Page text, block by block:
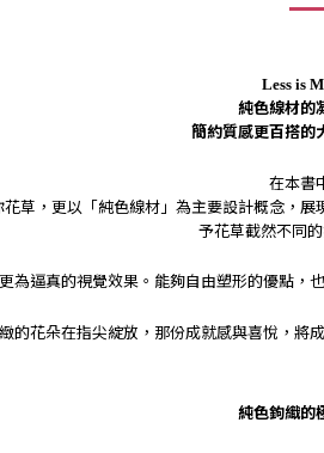
Less is
純色線材的
簡約質感更百搭的
在本書
草，更以「純色線材」為主要設計概念，
予花草截然不同
逼真的視覺效果。能夠自由塑形的優點，
花朵在指尖綻放，那份成就感與喜悅，
純色鉤織的